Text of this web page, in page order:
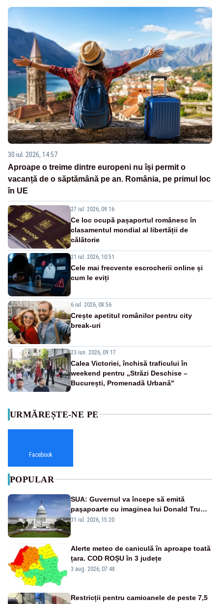
30 iul. 2026, 14:57
Aproape o treime dintre europeni nu își permit o
vacanță de o săptămână pe an. România, pe primul loc
în UE
27 iul. 2026, 09:16
Ce loc ocupă pașaportul românesc în
clasamentul mondial al libertății de
călătorie
21 iul. 2026, 10:51
Cele mai frecvente escrocherii online și
cum le eviți
6 iul. 2026, 08:56
Crește apetitul românilor pentru city
break-uri
23 iun. 2026, 09:17
Calea Victoriei, închisă traficului în
weekend pentru „Străzi Deschise –
București, Promenadă Urbană"
URMĂREȘTE-NE PE
Facebook
POPULAR
SUA: Guvernul va începe să emită
paşapoarte cu imaginea lui Donald Trump
începând cu 8 august
31 iul. 2026, 15:20
Alerte meteo de caniculă în aproape toată
țara. COD ROȘU în 3 județe
3 aug. 2026, 07:48
Restricții pentru camioanele de peste 7,5